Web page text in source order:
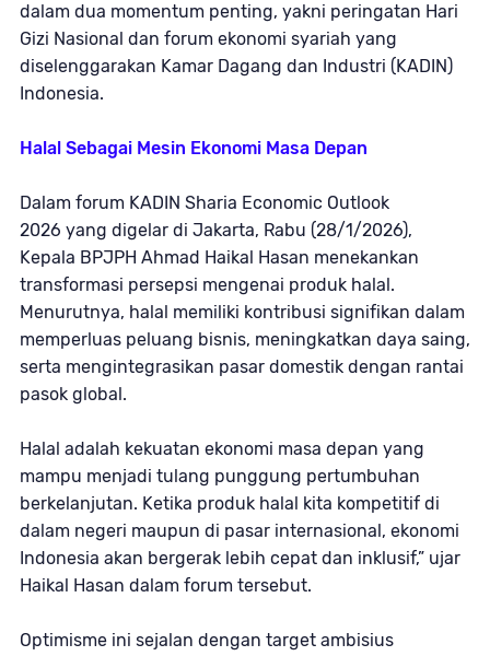
dalam dua momentum penting, yakni peringatan Hari
Gizi Nasional dan forum ekonomi syariah yang
diselenggarakan Kamar Dagang dan Industri (KADIN)
Indonesia.
Halal Sebagai Mesin Ekonomi Masa Depan
Dalam forum KADIN Sharia Economic Outlook
2026 yang digelar di Jakarta, Rabu (28/1/2026),
Kepala BPJPH Ahmad Haikal Hasan menekankan
transformasi persepsi mengenai produk halal.
Menurutnya, halal memiliki kontribusi signifikan dalam
memperluas peluang bisnis, meningkatkan daya saing,
serta mengintegrasikan pasar domestik dengan rantai
pasok global.
Halal adalah kekuatan ekonomi masa depan yang
mampu menjadi tulang punggung pertumbuhan
berkelanjutan. Ketika produk halal kita kompetitif di
dalam negeri maupun di pasar internasional, ekonomi
Indonesia akan bergerak lebih cepat dan inklusif,” ujar
Haikal Hasan dalam forum tersebut.
Optimisme ini sejalan dengan target ambisius